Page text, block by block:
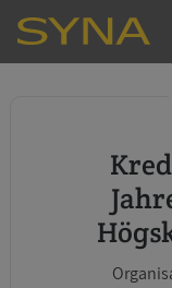
Kreditauskünfte und